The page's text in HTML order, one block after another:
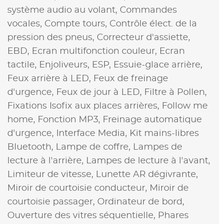
système audio au volant, Commandes
vocales, Compte tours, Contrôle élect. de la
pression des pneus, Correcteur d'assiette,
EBD, Ecran multifonction couleur, Ecran
tactile, Enjoliveurs, ESP, Essuie-glace arrière,
Feux arrière à LED, Feux de freinage
d'urgence, Feux de jour à LED, Filtre à Pollen,
Fixations Isofix aux places arrières, Follow me
home, Fonction MP3, Freinage automatique
d'urgence,
Interface Media, Kit mains-libres
Bluetooth,
Lampe de coffre,
Lampes de
lecture à l'arrière,
Lampes de lecture à l'avant,
Limiteur de vitesse,
Lunette AR dégivrante,
Miroir de courtoisie conducteur, Miroir de
courtoisie passager, Ordinateur de bord,
Ouverture des vitres séquentielle, Phares